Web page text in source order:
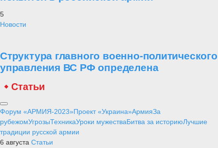
5
Новости
Структура главного военно-политического
управления ВС РФ определена
Статьи
Форум «АРМИЯ-2023»Проект «Украина»АрмияЗа
рубежомУгрозыТехникаУроки мужестваБитва за историюЛучшие
традиции русской армии
6 августа Статьи